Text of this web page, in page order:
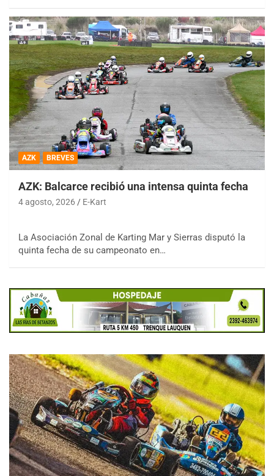
AZK BREVES
AZK: Balcarce recibió una intensa quinta fecha
4 agosto, 2026 E-Kart
La Asociación Zonal de Karting Mar y Sierras disputó la
quinta fecha de su campeonato en…